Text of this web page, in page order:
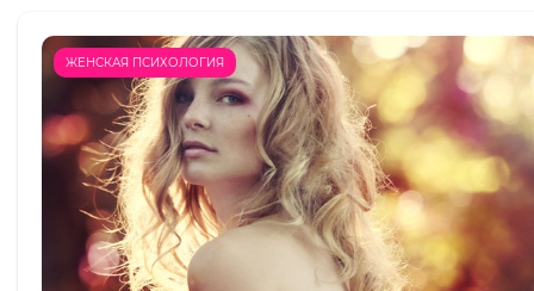
ЖЕНСКАЯ ПСИХОЛОГИЯ